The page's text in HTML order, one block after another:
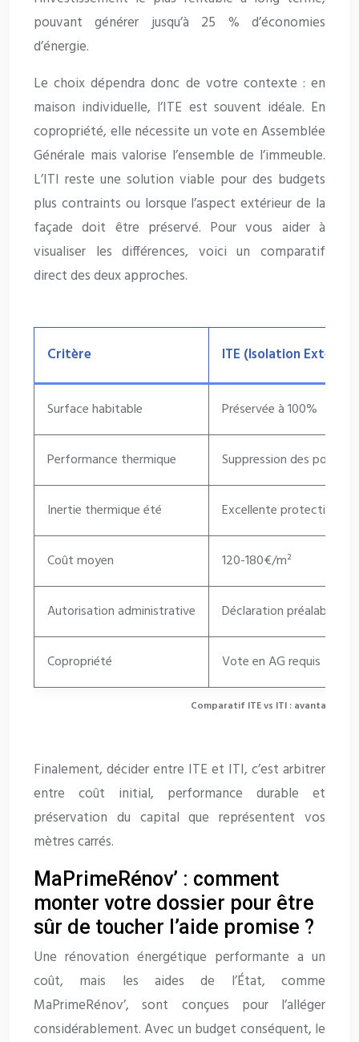
pouvant générer jusqu’à 25 % d’économies
d’énergie.
Le choix dépendra donc de votre contexte : en
maison individuelle, l’ITE est souvent idéale. En
copropriété, elle nécessite un vote en Assemblée
Générale mais valorise l’ensemble de l’immeuble.
L’ITI reste une solution viable pour des budgets
plus contraints ou lorsque l’aspect extérieur de la
façade doit être préservé. Pour vous aider à
visualiser les différences, voici un comparatif
direct des deux approches.
Comparatif ITE vs ITI : avantages,
Critère ITE (Isolation
Surface habitable Préservée à 100%
Performance thermique Suppression des ponts
Inertie thermique été Excellente protection
Coût moyen 120-180€/m²
Autorisation administrative Déclaration préalable
Copropriété Vote en AG requis
Finalement, décider entre ITE et ITI, c’est arbitrer
entre coût initial, performance durable et
préservation du capital que représentent vos
mètres carrés.
MaPrimeRénov’ : comment
monter votre dossier pour être
sûr de toucher l’aide promise ?
Une rénovation énergétique performante a un
coût, mais les aides de l’État, comme
MaPrimeRénov’, sont conçues pour l’alléger
considérablement. Avec un budget conséquent, le